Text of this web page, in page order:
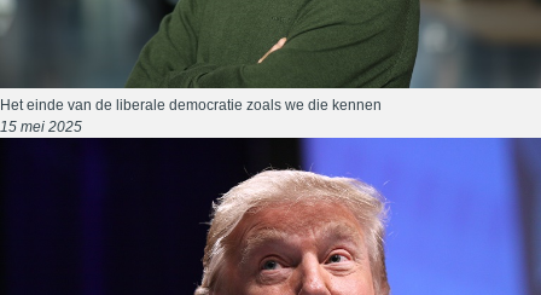
Het einde van de liberale democratie zoals we die kennen
15 mei 2025